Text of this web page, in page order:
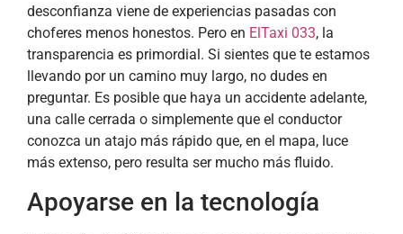
desconfianza viene de experiencias pasadas con
choferes menos honestos. Pero en ElTaxi 033, la
transparencia es primordial. Si sientes que te estamos
llevando por un camino muy largo, no dudes en
preguntar. Es posible que haya un accidente adelante,
una calle cerrada o simplemente que el conductor
conozca un atajo más rápido que, en el mapa, luce
más extenso, pero resulta ser mucho más fluido.
Apoyarse en la tecnología